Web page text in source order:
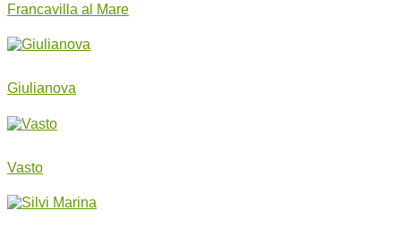
Francavilla al Mare
Giulianova
Vasto